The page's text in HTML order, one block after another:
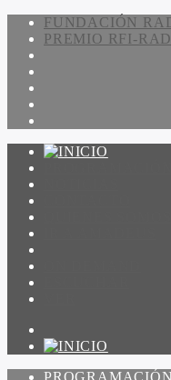
FUNDACIÓN
PREMIO RFI-
PROGRAMACIÓN